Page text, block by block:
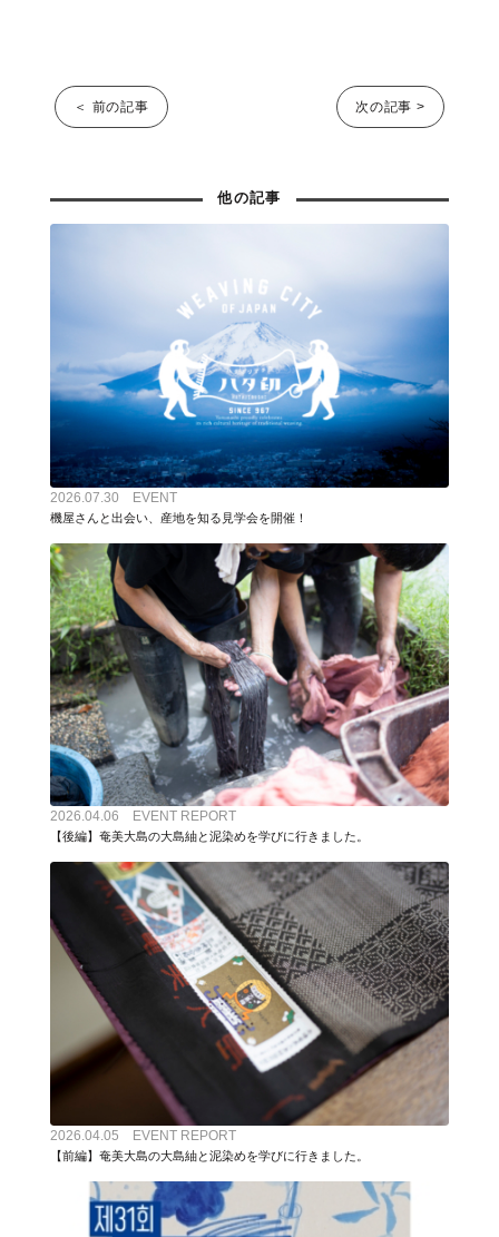
＜ 前の記事 次の記事 >
他の記事
2026.07.30 EVENT
機屋さんと出会い、産地を知る見学会を開催！
2026.04.06 EVENT REPORT
【後編】奄美大島の大島紬と泥染めを学びに行きました。
2026.04.05 EVENT REPORT
【前編】奄美大島の大島紬と泥染めを学びに行きました。